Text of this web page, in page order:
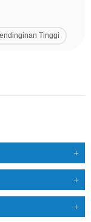
Tinggi